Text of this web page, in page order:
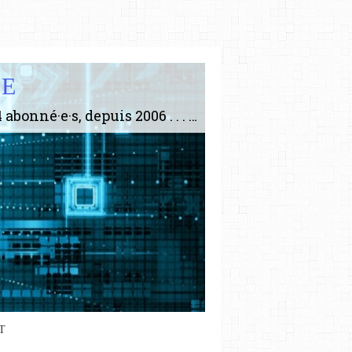
Le plus gros site de philosophie de France ! ABONNEZ-VOUS ! 4115 Articles, 1634 abonné·e·s, depuis 2006 . . . . . . . . 2 852 214 pages vues jusqu'à présent. Prestance et être apte à un plus grand nombre de choses.